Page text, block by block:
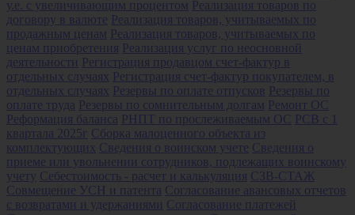
у.е. с увеличивающим процентом Реализация товаров по
договору в валюте Реализация товаров, учитываемых по
продажным ценам Реализация товаров, учитываемых по
ценам приобретения Реализация услуг по неосновной
деятельности Регистрация продавцом счет-фактур в
отдельных случаях Регистрация счет-фактур покупателем, в
отдельных случаях Резервы по оплате отпусков Резервы по
оплате труда Резервы по сомнительным долгам Ремонт ОС
Реформация баланса РНПТ по прослеживаемым ОС
РСВ с 1
квартала 2025г Сборка малоценного объекта из
комплектующих Сведения о воинском учете Сведения о
приеме или увольнении сотрудников, подлежащих воинскому
учету Себестоимость - расчет и калькуляция СЗВ-СТАЖ
Совмещение УСН и патента Согласование авансовых отчетов
с возвратами и удержаниями Согласование платежей